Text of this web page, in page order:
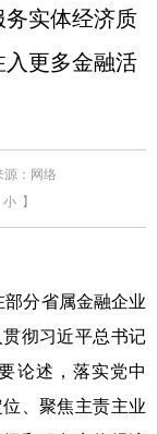
实体经济质
更多金融活
源：网络
小 】
分省属金融企业
彻习近平总书记
论述，落实党中
、聚焦主责主业